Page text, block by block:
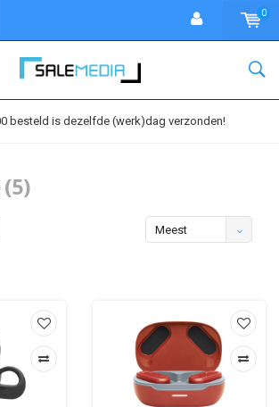
0
besteld is dezelfde (werk)dag verzonden!
(5)
Meest